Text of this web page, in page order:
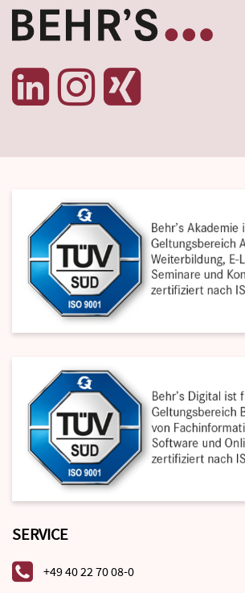
SERVICE
+49 40 22 70 08-0